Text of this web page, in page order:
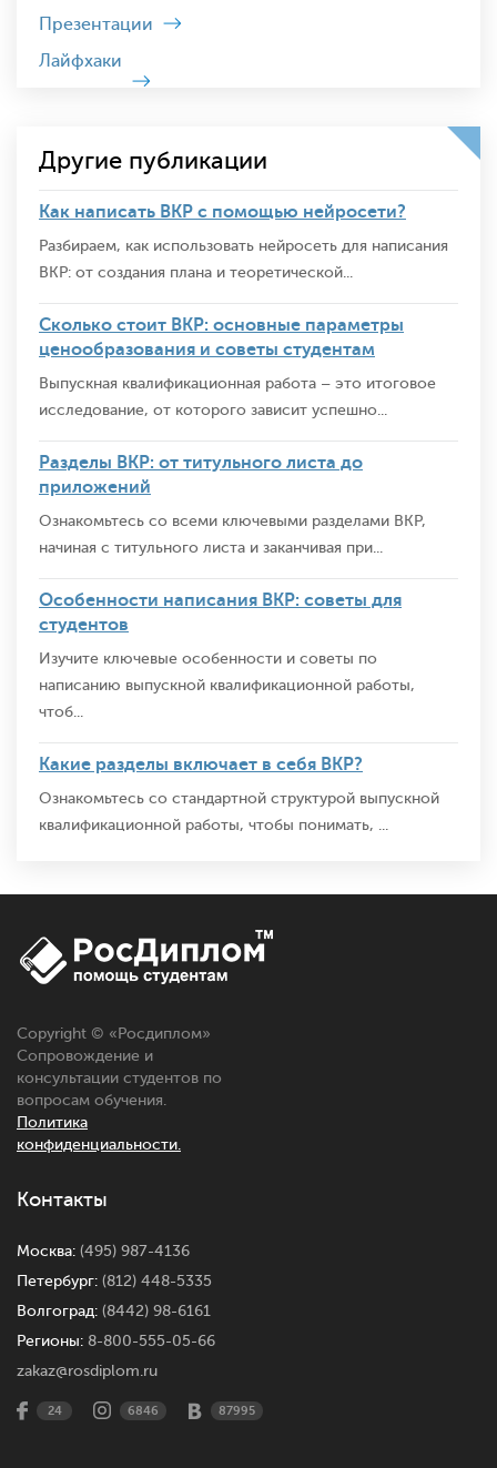
Презентации
Лайфхаки
Другие публикации
Как написать ВКР с помощью нейросети?
Разбираем, как использовать нейросеть для написания
ВКР: от создания плана и теоретической...
Сколько стоит ВКР: основные параметры
ценообразования и советы студентам
Выпускная квалификационная работа – это итоговое
исследование, от которого зависит успешно...
Разделы ВКР: от титульного листа до
приложений
Ознакомьтесь со всеми ключевыми разделами ВКР,
начиная с титульного листа и заканчивая при...
Особенности написания ВКР: советы для
студентов
Изучите ключевые особенности и советы по
написанию выпускной квалификационной работы,
чтоб...
Какие разделы включает в себя ВКР?
Ознакомьтесь со стандартной структурой выпускной
квалификационной работы, чтобы понимать, ...
Copyright © « Росдиплом»
Сопровождение и
консультации студентов по
вопросам обучения.
Политика
конфиденциальности.
Контакты
Москва: (495) 987-4136
Петербург: (812) 448-5335
Волгоград: (8442) 98-6161
Регионы: 8-800-555-05-66
zakaz@rosdiplom.ru
24 6846 87995